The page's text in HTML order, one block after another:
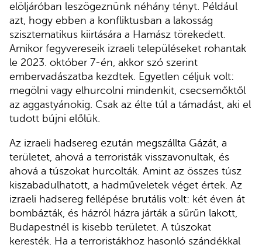
elöljáróban leszögeznünk néhány tényt. Például
azt, hogy ebben a konfliktusban a lakosság
szisztematikus kiirtására a Hamász törekedett.
Amikor fegyvereseik izraeli településeket rohantak
le 2023. október 7-én, akkor szó szerint
embervadászatba kezdtek. Egyetlen céljuk volt:
megölni vagy elhurcolni mindenkit, csecsemőktől
az aggastyánokig. Csak az élte túl a támadást, aki el
tudott bújni előlük.
Az izraeli hadsereg ezután megszállta Gázát, a
területet, ahová a terroristák visszavonultak, és
ahová a túszokat hurcolták. Amint az összes túsz
kiszabadulhatott, a hadműveletek véget értek. Az
izraeli hadsereg fellépése brutális volt: két éven át
bombázták, és házról házra járták a sűrűn lakott,
Budapestnél is kisebb területet. A túszokat
keresték. Ha a terroristákhoz hasonló szándékkal